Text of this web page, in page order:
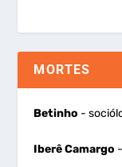
MORTES
Betinho -
Iberê Camargo